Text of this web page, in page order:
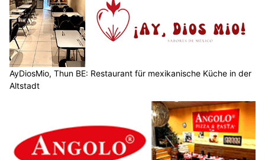
AyDiosMio, Thun BE: Restaurant für mexikanische Küche in der
Altstadt